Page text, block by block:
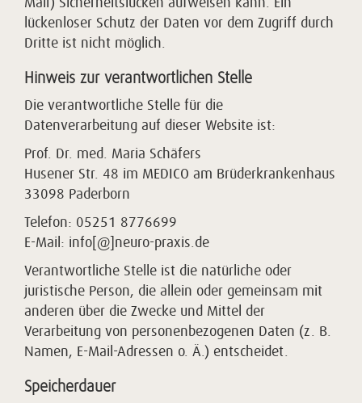
lückenloser Schutz der Daten vor dem Zugriff durch
Dritte ist nicht möglich.
Hinweis zur verantwortlichen Stelle
Die verantwortliche Stelle für die
Datenverarbeitung auf dieser Website ist:
Prof. Dr. med. Maria Schäfers
Husener Str. 48 im MEDICO am Brüderkrankenhaus
33098 Paderborn
Telefon: 05251 8776699
E-Mail: info[@]neuro-praxis.de
Verantwortliche Stelle ist die natürliche oder
juristische Person, die allein oder gemeinsam mit
anderen über die Zwecke und Mittel der
Verarbeitung von personenbezogenen Daten (z. B.
Namen, E-Mail-Adressen o. Ä.) entscheidet.
Speicherdauer